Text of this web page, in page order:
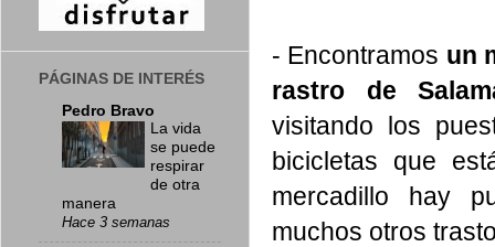
- Encontramos un
rastro de
visitando los
bicicletas que
mercadillo hay
muchos otros
PÁGINAS DE INTERÉS
Pedro Bravo
La vida
se puede
respirar
de otra
manera
Hace 3 semanas